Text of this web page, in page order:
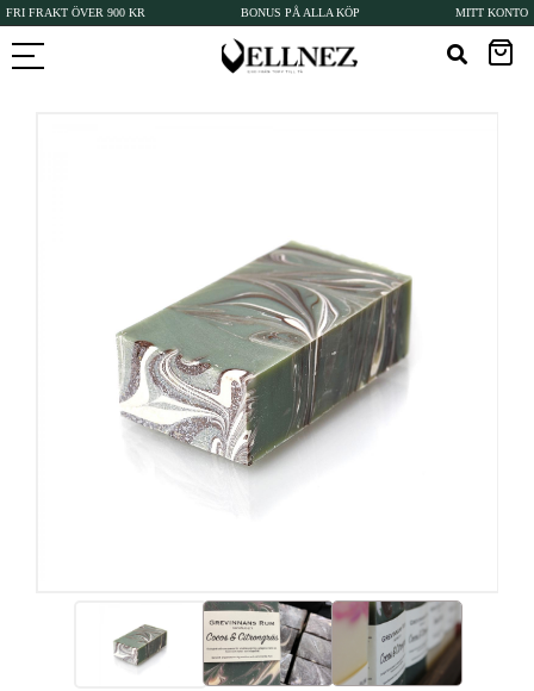
FRI FRAKT ÖVER 900 KR BONUS PÅ ALLA KÖP MITT KONTO